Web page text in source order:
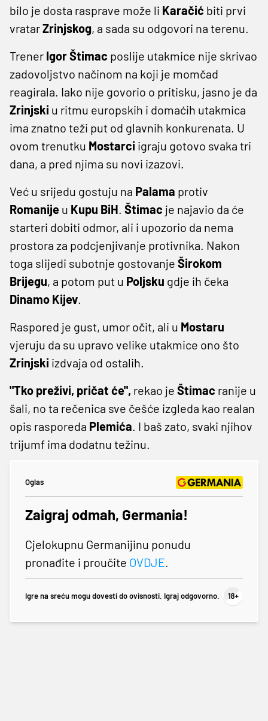
bilo je dosta rasprave može li Karačić biti prvi
vratarZrinjskog, a sada su odgovori na terenu.
Trener Igor Štimac poslije utakmice nije skrivao
zadovoljstvo načinom na koji je momčad
reagirala. Iako nije govorio o pritisku, jasno je da
Zrinjski u ritmu europskih i domaćih utakmica
ima znatno teži put od glavnih konkurenata. U
ovom trenutku Mostarci igraju gotovo svaka tri
dana, a pred njima su novi izazovi.
Već u srijedu gostuju na Palama protiv
Romanije u Kupu BiH. Štimac je najavio da će
starteri dobiti odmor, ali i upozorio da nema
prostora za podcjenjivanje protivnika. Nakon
toga slijedi subotnje gostovanje Širokom
Brijegu, a potom put u Poljsku gdje ih čeka
Dinamo Kijev.
Raspored je gust, umor očit, ali u Mostaru
vjeruju da su upravo velike utakmice ono što
Zrinjski izdvaja od ostalih.
"Tko preživi, pričat će", rekao je Štimac ranije u
šali, no ta rečenica sve češće izgleda kao realan
opis rasporeda Plemića. I baš zato, svaki njihov
trijumf ima dodatnu težinu.
Oglas
Zaigraj odmah, Germania!
Cjelokupnu Germanijinu ponudu
pronađite i proučite OVDJE.
Igre na sreću mogu dovesti do ovisnosti. Igraj odgovorno.